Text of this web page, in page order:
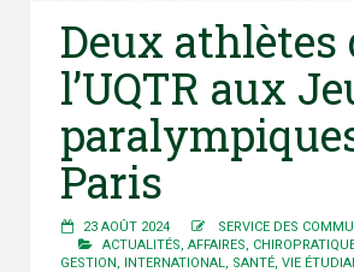
Deux athlètes
l’UQTR aux
Paris
23 AOÛT 2024
SERVICE DES
ACTUALITÉS, AFFAIRES,
GESTION, INTERNATIONAL, SANTÉ, VIE